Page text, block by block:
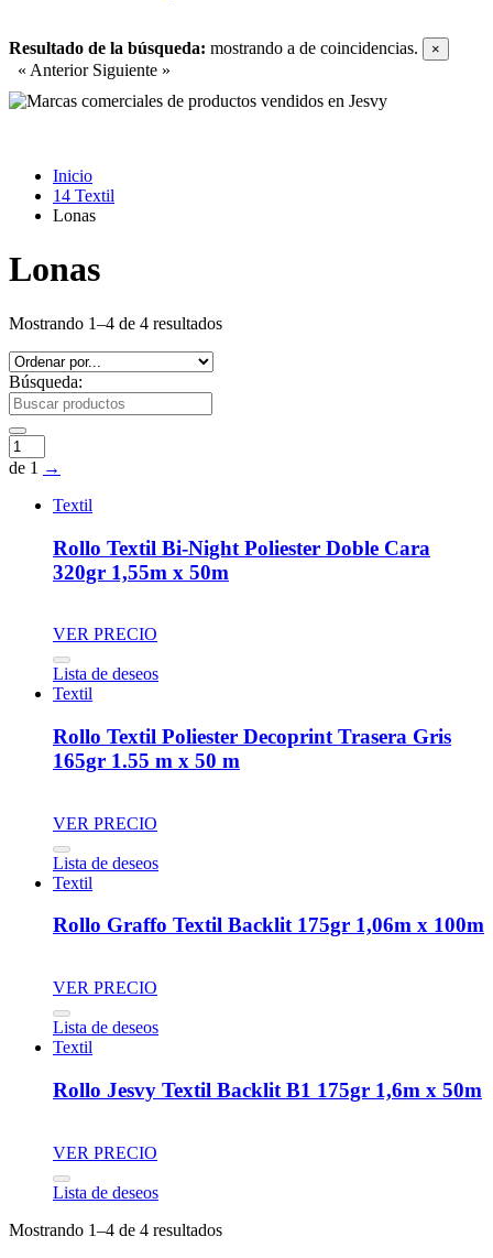
Resultado de la búsqueda: mostrando a de coincidencias. ×
« Anterior Siguiente »
Inicio
14 Textil
Lonas
Lonas
Mostrando 1–4 de 4 resultados
Búsqueda:
de 1 →
Textil
Rollo Textil Bi-Night Poliester Doble Cara
320gr 1,55m x 50m
VER PRECIO
Lista de deseos
Textil
Rollo Textil Poliester Decoprint Trasera Gris
165gr 1.55 m x 50 m
VER PRECIO
Lista de deseos
Textil
Rollo Graffo Textil Backlit 175gr 1,06m x 100m
VER PRECIO
Lista de deseos
Textil
Rollo Jesvy Textil Backlit B1 175gr 1,6m x 50m
VER PRECIO
Lista de deseos
Mostrando 1–4 de 4 resultados